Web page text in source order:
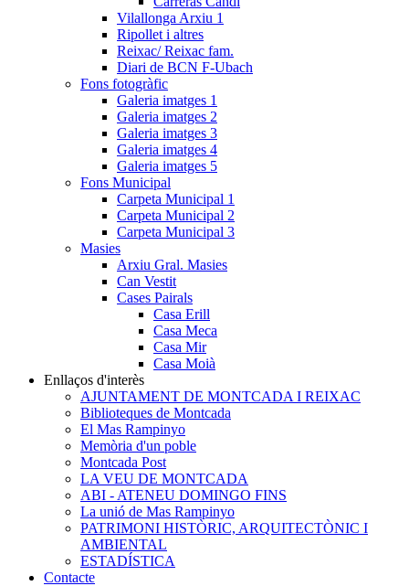
Vilallonga Arxiu 1
Ripollet i altres
Reixac/ Reixac fam.
Diari de BCN F-Ubach
Fons fotogràfic
Galeria imatges 1
Galeria imatges 2
Galeria imatges 3
Galeria imatges 4
Galeria imatges 5
Fons Municipal
Carpeta Municipal 1
Carpeta Municipal 2
Carpeta Municipal 3
Masies
Arxiu Gral. Masies
Can Vestit
Cases Pairals
Casa Erill
Casa Meca
Casa Mir
Casa Moià
Enllaços d'interès
AJUNTAMENT DE MONTCADA I REIXAC
Biblioteques de Montcada
El Mas Rampinyo
Memòria d'un poble
Montcada Post
LA VEU DE MONTCADA
ABI - ATENEU DOMINGO FINS
La unió de Mas Rampinyo
PATRIMONI HISTÒRIC, ARQUITECTÒNIC I
AMBIENTAL
ESTADÍSTICA
Contacte